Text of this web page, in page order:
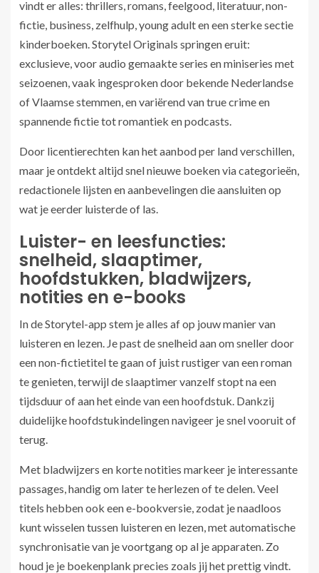
vindt er alles: thrillers, romans, feelgood, literatuur, non-
fictie, business, zelfhulp, young adult en een sterke sectie
kinderboeken. Storytel Originals springen eruit:
exclusieve, voor audio gemaakte series en miniseries met
seizoenen, vaak ingesproken door bekende Nederlandse
of Vlaamse stemmen, en variërend van true crime en
spannende fictie tot romantiek en podcasts.
Door licentierechten kan het aanbod per land verschillen,
maar je ontdekt altijd snel nieuwe boeken via categorieën,
redactionele lijsten en aanbevelingen die aansluiten op
wat je eerder luisterde of las.
Luister- en leesfuncties:
snelheid, slaaptimer,
hoofdstukken, bladwijzers,
notities en e-books
In de Storytel-app stem je alles af op jouw manier van
luisteren en lezen. Je past de snelheid aan om sneller door
een non-fictietitel te gaan of juist rustiger van een roman
te genieten, terwijl de slaaptimer vanzelf stopt na een
tijdsduur of aan het einde van een hoofdstuk. Dankzij
duidelijke hoofdstukindelingen navigeer je snel vooruit of
terug.
Met bladwijzers en korte notities markeer je interessante
passages, handig om later te herlezen of te delen. Veel
titels hebben ook een e-bookversie, zodat je naadloos
kunt wisselen tussen luisteren en lezen, met automatische
synchronisatie van je voortgang op al je apparaten. Zo
houd je je boekenplank precies zoals jij het prettig vindt.